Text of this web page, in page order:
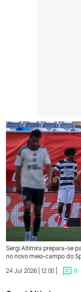
Sergi Altimira prepara-se
no novo meio-campo do
24 Jul 2026 | 12:00 |
0